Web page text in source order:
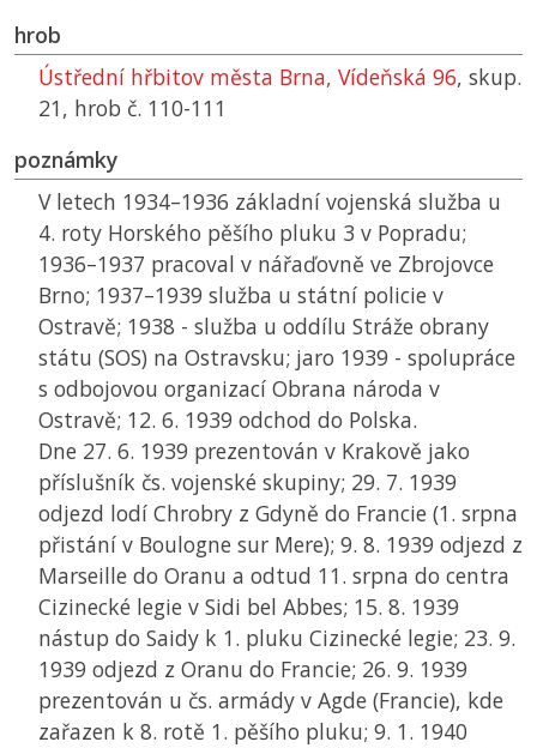
hrob
Ústřední hřbitov města Brna, Vídeňská 96, skup.
21, hrob č. 110-111
poznámky
V letech 1934–1936 základní vojenská služba u
4. roty Horského pěšího pluku 3 v Popradu;
1936–1937 pracoval v nářaďovně ve Zbrojovce
Brno; 1937–1939 služba u státní policie v
Ostravě; 1938 - služba u oddílu Stráže obrany
státu (SOS) na Ostravsku; jaro 1939 - spolupráce
s odbojovou organizací Obrana národa v
Ostravě; 12. 6. 1939 odchod do Polska.
Dne 27. 6. 1939 prezentován v Krakově jako
příslušník čs. vojenské skupiny; 29. 7. 1939
odjezd lodí Chrobry z Gdyně do Francie (1. srpna
přistání v Boulogne sur Mere); 9. 8. 1939 odjezd z
Marseille do Oranu a odtud 11. srpna do centra
Cizinecké legie v Sidi bel Abbes; 15. 8. 1939
nástup do Saidy k 1. pluku Cizinecké legie; 23. 9.
1939 odjezd z Oranu do Francie; 26. 9. 1939
prezentován u čs. armády v Agde (Francie), kde
zařazen k 8. rotě 1. pěšího pluku; 9. 1. 1940